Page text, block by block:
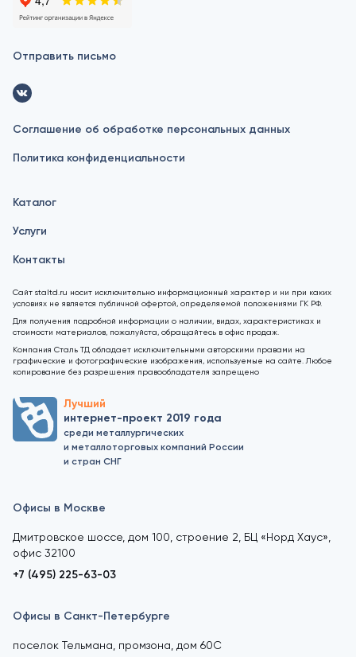
Отправить письмо
Соглашение об обработке персональных данных
Политика конфиденциальности
Каталог
Услуги
Контакты
Сайт staltd.ru носит исключительно информационный характер и ни при каких
условиях не является публичной офертой, определяемой положениями ГК РФ.
Для получения подробной информации о наличии, видах, характеристиках и
стоимости материалов, пожалуйста, обращайтесь в офис продаж.
Компания Сталь ТД обладает исключительными авторскими правами на
графические и фотографические изображения, используемые на сайте. Любое
копирование без разрешения правообладателя запрещено
Лучший
интернет-проект 2019 года
среди металлургических
и металлоторговых компаний России
и стран СНГ
Офисы в Москве
Дмитровское шоссе, дом 100, строение 2, БЦ «Норд Хаус»,
офис 32100
+7 (495) 225-63-03
Офисы в Санкт-Петербурге
поселок Тельмана, промзона, дом 60С